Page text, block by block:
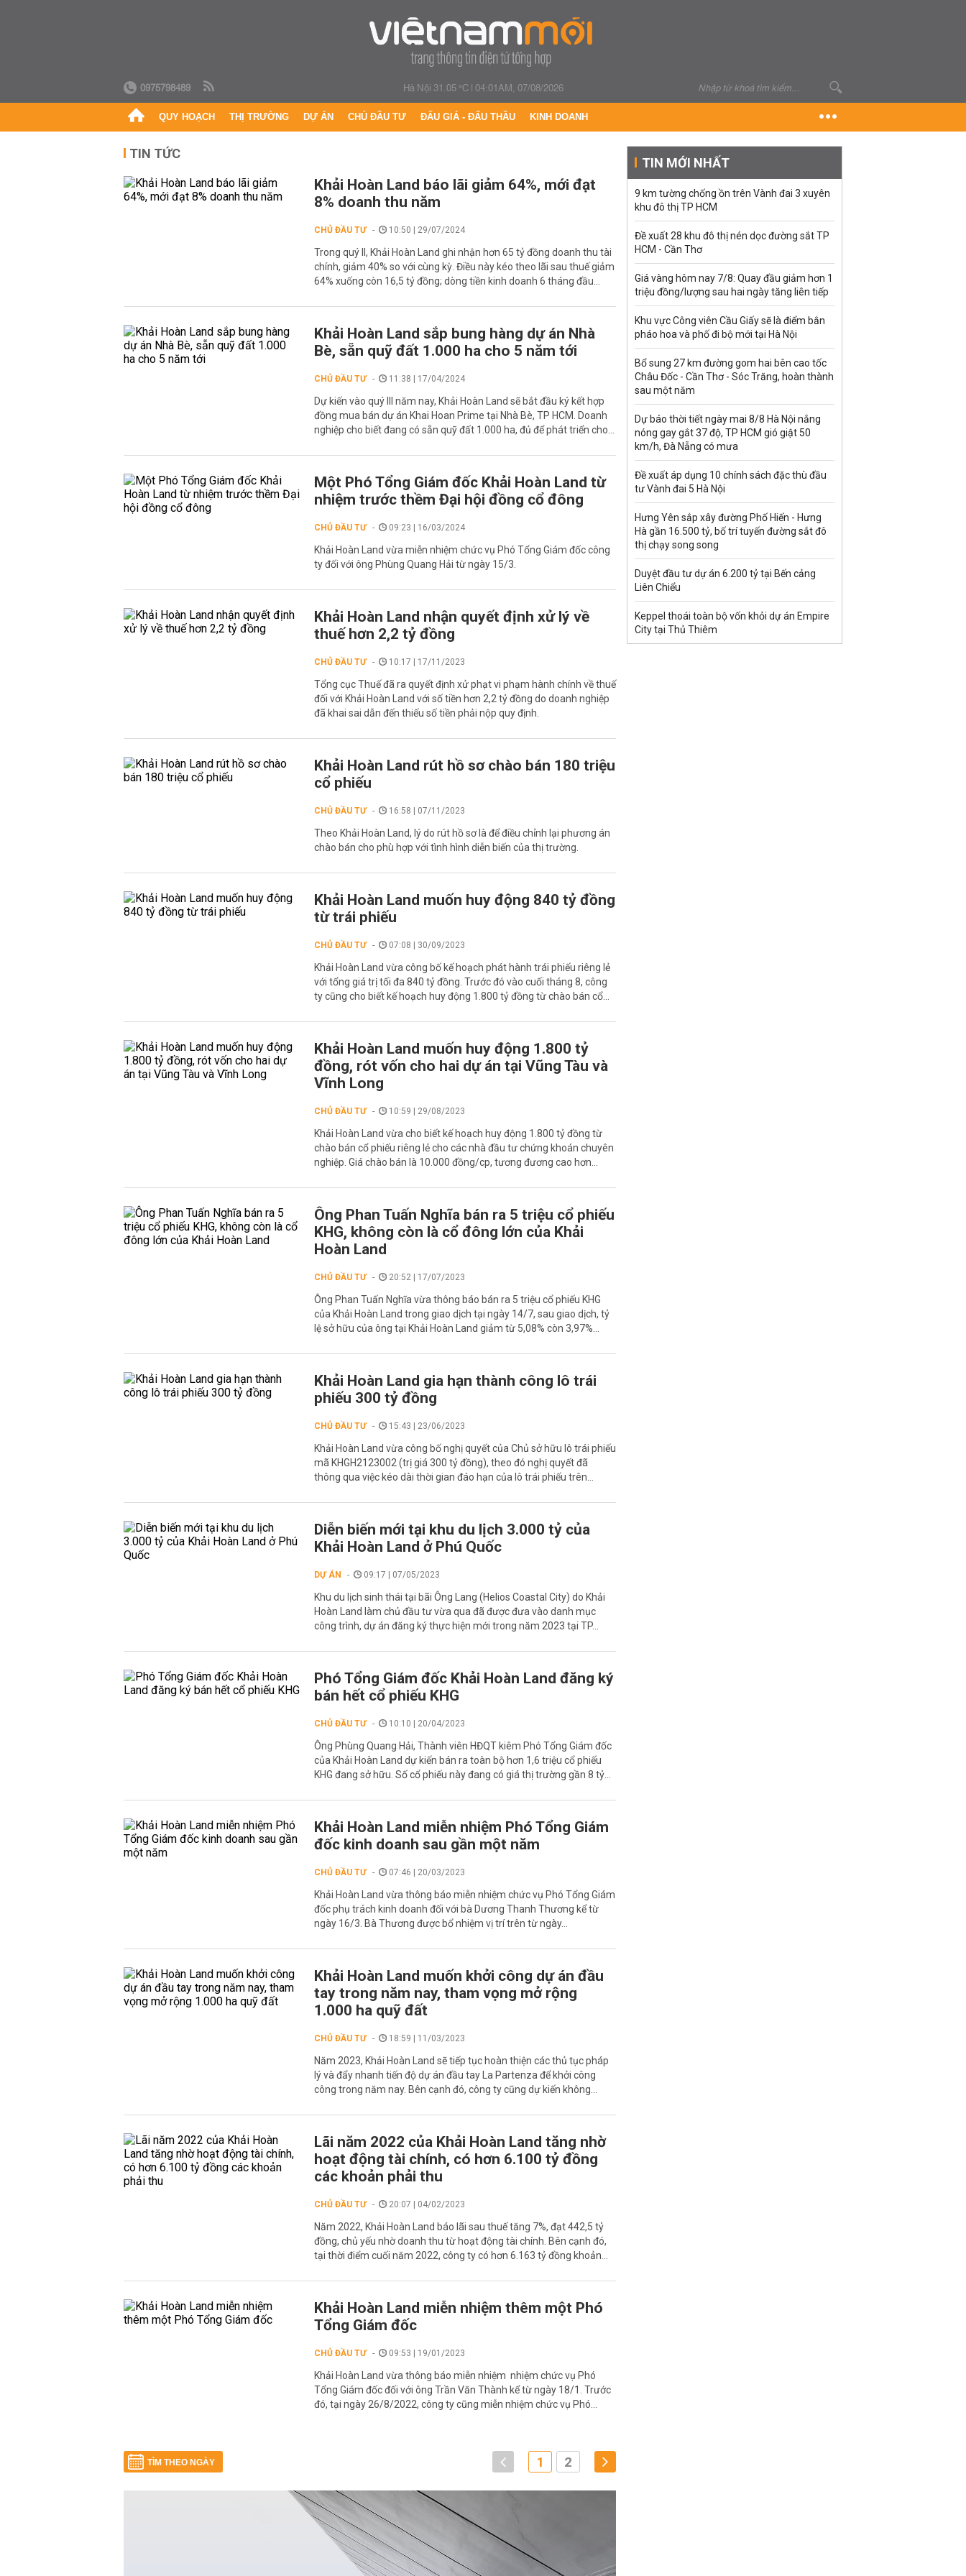
0975798489 Hà Nội 31.05 °C|04:01AM, 07/08/2026
QUY HOẠCH THỊ TRƯỜNG DỰ ÁN CHỦ ĐẦU TƯ ĐẤU GIÁ - ĐẤU THẦU KINH DOANH
TIN TỨC
Khải Hoàn Land báo lãi giảm 64%, mới đạt
8% doanh thu năm
CHỦ ĐẦU TƯ 10:50 | 29/07/2024
Trong quý II, Khải Hoàn Land ghi nhận hơn 65 tỷ đồng doanh thu tài
chính, giảm 40% so với cùng kỳ. Điều này kéo theo lãi sau thuế giảm
64% xuống còn 16,5 tỷ đồng; dòng tiền kinh doanh 6 tháng đầu...
Khải Hoàn Land sắp bung hàng dự án Nhà
Bè, sẵn quỹ đất 1.000 ha cho 5 năm tới
CHỦ ĐẦU TƯ 11:38 | 17/04/2024
Dự kiến vào quý III năm nay, Khải Hoàn Land sẽ bắt đầu ký kết hợp
đồng mua bán dự án Khai Hoan Prime tại Nhà Bè, TP HCM. Doanh
nghiệp cho biết đang có sẵn quỹ đất 1.000 ha, đủ để phát triển cho...
Một Phó Tổng Giám đốc Khải Hoàn Land từ
nhiệm trước thềm Đại hội đồng cổ đông
CHỦ ĐẦU TƯ 09:23 | 16/03/2024
Khải Hoàn Land vừa miễn nhiệm chức vụ Phó Tổng Giám đốc công
ty đối với ông Phùng Quang Hải từ ngày 15/3.
Khải Hoàn Land nhận quyết định xử lý về
thuế hơn 2,2 tỷ đồng
CHỦ ĐẦU TƯ 10:17 | 17/11/2023
Tổng cục Thuế đã ra quyết định xử phạt vi phạm hành chính về thuế
đối với Khải Hoàn Land với số tiền hơn 2,2 tỷ đồng do doanh nghiệp
đã khai sai dẫn đến thiếu số tiền phải nộp quy định.
Khải Hoàn Land rút hồ sơ chào bán 180 triệu
cổ phiếu
CHỦ ĐẦU TƯ 16:58 | 07/11/2023
Theo Khải Hoàn Land, lý do rút hồ sơ là để điều chỉnh lại phương án
chào bán cho phù hợp với tình hình diễn biến của thị trường.
Khải Hoàn Land muốn huy động 840 tỷ đồng
từ trái phiếu
CHỦ ĐẦU TƯ 07:08 | 30/09/2023
Khải Hoàn Land vừa công bố kế hoạch phát hành trái phiếu riêng lẻ
với tổng giá trị tối đa 840 tỷ đồng. Trước đó vào cuối tháng 8, công
ty cũng cho biết kế hoạch huy động 1.800 tỷ đồng từ chào bán cổ...
Khải Hoàn Land muốn huy động 1.800 tỷ
đồng, rót vốn cho hai dự án tại Vũng Tàu và
Vĩnh Long
CHỦ ĐẦU TƯ 10:59 | 29/08/2023
Khải Hoàn Land vừa cho biết kế hoạch huy động 1.800 tỷ đồng từ
chào bán cổ phiếu riêng lẻ cho các nhà đầu tư chứng khoán chuyên
nghiệp. Giá chào bán là 10.000 đồng/cp, tương đương cao hơn...
Ông Phan Tuấn Nghĩa bán ra 5 triệu cổ phiếu
KHG, không còn là cổ đông lớn của Khải
Hoàn Land
CHỦ ĐẦU TƯ 20:52 | 17/07/2023
Ông Phan Tuấn Nghĩa vừa thông báo bán ra 5 triệu cổ phiếu KHG
của Khải Hoàn Land trong giao dịch tại ngày 14/7, sau giao dịch, tỷ
lệ sở hữu của ông tại Khải Hoàn Land giảm từ 5,08% còn 3,97%...
Khải Hoàn Land gia hạn thành công lô trái
phiếu 300 tỷ đồng
CHỦ ĐẦU TƯ 15:43 | 23/06/2023
Khải Hoàn Land vừa công bố nghị quyết của Chủ sở hữu lô trái phiếu
mã KHGH2123002 (trị giá 300 tỷ đồng), theo đó nghị quyết đã
thông qua việc kéo dài thời gian đáo hạn của lô trái phiếu trên...
Diễn biến mới tại khu du lịch 3.000 tỷ của
Khải Hoàn Land ở Phú Quốc
DỰ ÁN 09:17 | 07/05/2023
Khu du lịch sinh thái tại bãi Ông Lang (Helios Coastal City) do Khải
Hoàn Land làm chủ đầu tư vừa qua đã được đưa vào danh mục
công trình, dự án đăng ký thực hiện mới trong năm 2023 tại TP...
Phó Tổng Giám đốc Khải Hoàn Land đăng ký
bán hết cổ phiếu KHG
CHỦ ĐẦU TƯ 10:10 | 20/04/2023
Ông Phùng Quang Hải, Thành viên HĐQT kiêm Phó Tổng Giám đốc
của Khải Hoàn Land dự kiến bán ra toàn bộ hơn 1,6 triệu cổ phiếu
KHG đang sở hữu. Số cổ phiếu này đang có giá thị trường gần 8 tỷ...
Khải Hoàn Land miễn nhiệm Phó Tổng Giám
đốc kinh doanh sau gần một năm
CHỦ ĐẦU TƯ 07:46 | 20/03/2023
Khải Hoàn Land vừa thông báo miễn nhiệm chức vụ Phó Tổng Giám
đốc phụ trách kinh doanh đối với bà Dương Thanh Thương kể từ
ngày 16/3. Bà Thương được bổ nhiệm vị trí trên từ ngày...
Khải Hoàn Land muốn khởi công dự án đầu
tay trong năm nay, tham vọng mở rộng
1.000 ha quỹ đất
CHỦ ĐẦU TƯ 18:59 | 11/03/2023
Năm 2023, Khải Hoàn Land sẽ tiếp tục hoàn thiện các thủ tục pháp
lý và đẩy nhanh tiến độ dự án đầu tay La Partenza để khởi công
công trong năm nay. Bên cạnh đó, công ty cũng dự kiến không...
Lãi năm 2022 của Khải Hoàn Land tăng nhờ
hoạt động tài chính, có hơn 6.100 tỷ đồng
các khoản phải thu
CHỦ ĐẦU TƯ 20:07 | 04/02/2023
Năm 2022, Khải Hoàn Land báo lãi sau thuế tăng 7%, đạt 442,5 tỷ
đồng, chủ yếu nhờ doanh thu từ hoạt động tài chính. Bên cạnh đó,
tại thời điểm cuối năm 2022, công ty có hơn 6.163 tỷ đồng khoản...
Khải Hoàn Land miễn nhiệm thêm một Phó
Tổng Giám đốc
CHỦ ĐẦU TƯ 09:53 | 19/01/2023
Khải Hoàn Land vừa thông báo miễn nhiệm nhiệm chức vụ Phó
Tổng Giám đốc đối với ông Trần Văn Thành kể từ ngày 18/1. Trước
đó, tại ngày 26/8/2022, công ty cũng miễn nhiệm chức vụ Phó...
TÌM THEO NGÀY 1 2
TIN MỚI NHẤT
9 km tường chống ồn trên Vành đai 3 xuyên
khu đô thị TP HCM
Đề xuất 28 khu đô thị nén dọc đường sắt TP
HCM - Cần Thơ
Giá vàng hôm nay 7/8: Quay đầu giảm hơn 1
triệu đồng/lượng sau hai ngày tăng liên tiếp
Khu vực Công viên Cầu Giấy sẽ là điểm bắn
pháo hoa và phố đi bộ mới tại Hà Nội
Bổ sung 27 km đường gom hai bên cao tốc
Châu Đốc - Cần Thơ - Sóc Trăng, hoàn thành
sau một năm
Dự báo thời tiết ngày mai 8/8 Hà Nội nắng
nóng gay gắt 37 độ, TP HCM gió giật 50
km/h, Đà Nẵng có mưa
Đề xuất áp dụng 10 chính sách đặc thù đầu
tư Vành đai 5 Hà Nội
Hưng Yên sắp xây đường Phố Hiến - Hưng
Hà gần 16.500 tỷ, bố trí tuyến đường sắt đô
thị chạy song song
Duyệt đầu tư dự án 6.200 tỷ tại Bến cảng
Liên Chiểu
Keppel thoái toàn bộ vốn khỏi dự án Empire
City tại Thủ Thiêm